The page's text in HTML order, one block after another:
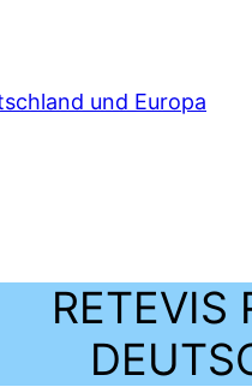
und Europa
RETEVIS